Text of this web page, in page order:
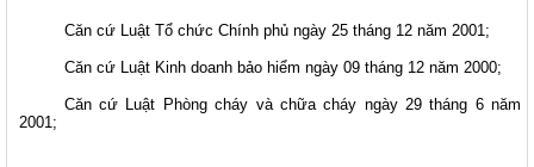
Căn cứ Luật Tổ chức Chính phủ ngày 25 tháng 12 năm 2001;
Căn cứ Luật Kinh doanh bảo hiểm ngày 09 tháng 12 năm 2000;
Căn cứ Luật Phòng cháy và chữa cháy ngày 29 tháng 6 năm
2001;